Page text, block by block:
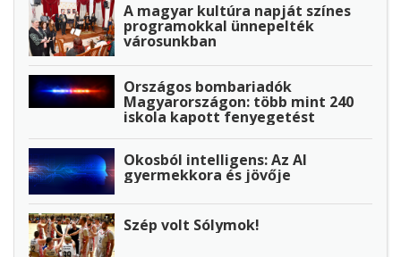
A magyar kultúra napját színes
programokkal ünnepelték
városunkban
Országos bombariadók
Magyarországon: több mint 240
iskola kapott fenyegetést
Okosból intelligens: Az AI
gyermekkora és jövője
Szép volt Sólymok!